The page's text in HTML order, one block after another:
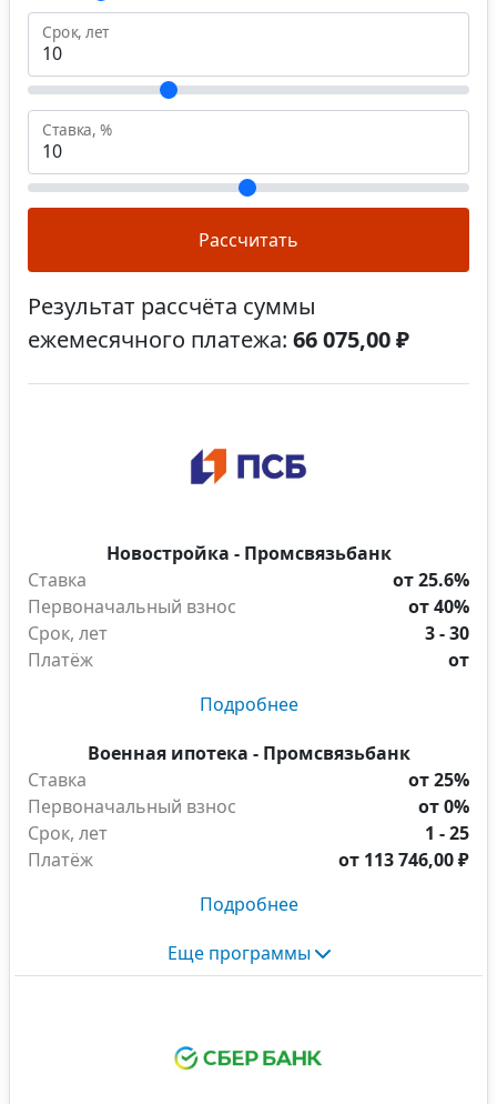
Срок, лет
Ставка, %
Рассчитать
Результат рассчёта суммы
ежемесячного платежа: 66 075,00 ₽
Новостройка - Промсвязьбанк
Ставка
от 25.6%
Первоначальный взнос
от 40%
Срок, лет
3 - 30
Платёж
от
Подробнее
Военная ипотека - Промсвязьбанк
Ставка
от 25%
Первоначальный взнос
от 0%
Срок, лет
1 - 25
Платёж
от 113 746,00 ₽
Подробнее
Еще программы